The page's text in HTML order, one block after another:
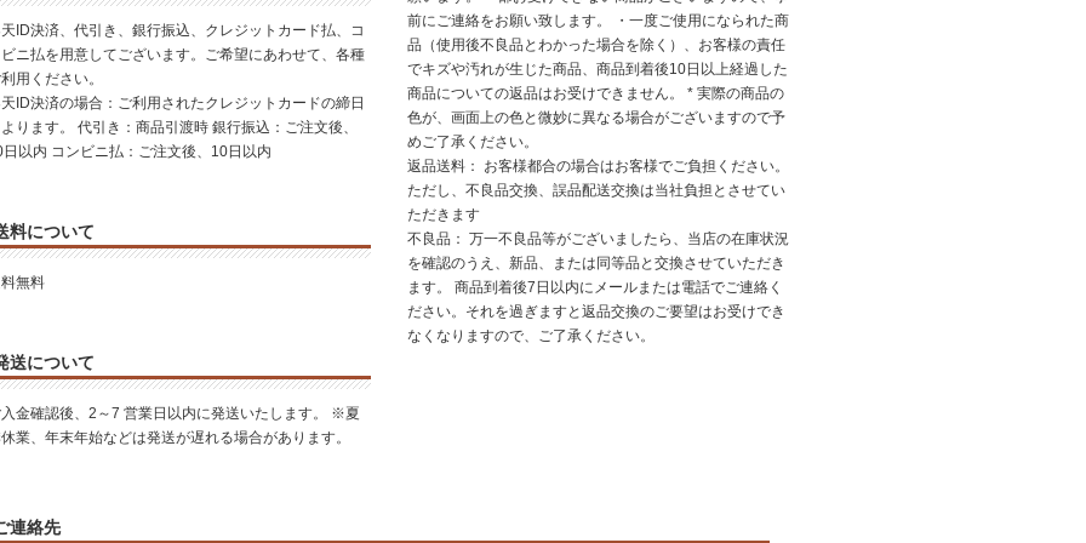
ID決済、代引き、銀行振込、クレジットカード払、コ
ニ払を用意してございます。ご希望にあわせて、各種
用ください。
ID決済の場合：ご利用されたクレジットカードの締日
ります。 代引き：商品引渡時 銀行振込：ご注文後、
日以内 コンビニ払：ご注文後、10日以内
料について
無料
送について
金確認後、2～7 営業日以内に発送いたします。 ※夏
業、年末年始などは発送が遅れる場合があります。
前にご連絡をお願い致します。 ・一度ご使用になられた商
品（使用後不良品とわかった場合を除く）、お客様の責任
でキズや汚れが生じた商品、商品到着後10日以上経過した
商品についての返品はお受けできません。 * 実際の商品の
色が、画面上の色と微妙に異なる場合がございますので予
めご了承ください。
返品送料： お客様都合の場合はお客様でご負担ください。
ただし、不良品交換、誤品配送交換は当社負担とさせてい
ただきます
不良品： 万一不良品等がございましたら、当店の在庫状況
を確認のうえ、新品、または同等品と交換させていただき
ます。 商品到着後7日以内にメールまたは電話でご連絡く
ださい。それを過ぎますと返品交換のご要望はお受けでき
なくなりますので、ご了承ください。
連絡先